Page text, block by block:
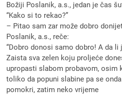
Božiji Poslanik, a.s., jedan je čas
“Kako si to rekao?”
– Pitao sam zar može dobro
Poslanik, a.s., reče:
“Dobro donosi samo dobro! A da
Zaista sva zelen koju proljeće
upropasti slabom probavom, osim
toliko da popuni slabine pa se
pomokri, zatim neko vrijeme